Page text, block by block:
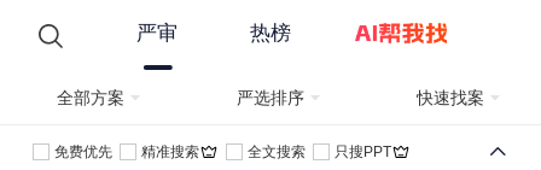
严审 热榜
全部方案 严选排序 快速找案
免费优先 精准搜索 全文搜索 只搜PPT